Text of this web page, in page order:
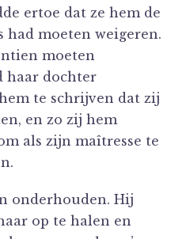
ertoe dat ze hem de
had moeten weigeren.
moeten
haar dochter
te schrijven dat zij
en zo zij hem
als zijn maîtresse te
onderhouden. Hij
op te halen en